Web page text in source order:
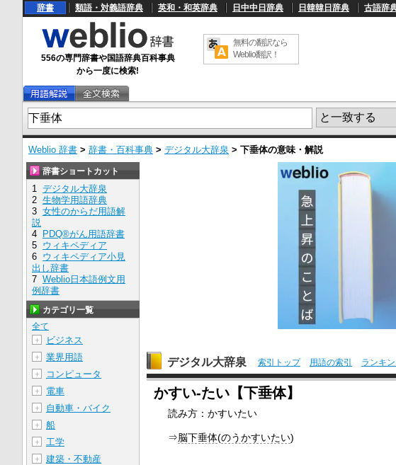
辞書 類語・対義語辞典 英和・和英辞典 日中中日辞典 日韓韓日辞典 古語辞
556の専門辞書や国語辞典百科事典
から一度に検索!
無料の翻訳なら
Weblio翻訳！
Weblio 辞書 > 辞書・百科事典 > デジタル大辞泉 > 下垂体の意味・解説
デジタル大辞泉 索引トップ 用語の索引 ランキ
かすい‐たい【下垂体】
読み方：かすいたい
⇒脳下垂体(のうかすいたい)
辞書ショートカット
1 デジタル大辞泉
2 生物学用語辞典
3 女性のからだ用語解
説
4
PDQ®がん用語辞書
5 ウィキペディア
6 ウィキペディア小見
出し辞書
7 Weblio日本語例文用
例辞書
カテゴリ一覧
全て
＋
ビジネス
＋ 業界用語
＋ コンピュータ
＋ 電車
＋ 自動車・バイク
＋ 船
＋ 工学
＋ 建築・不動産